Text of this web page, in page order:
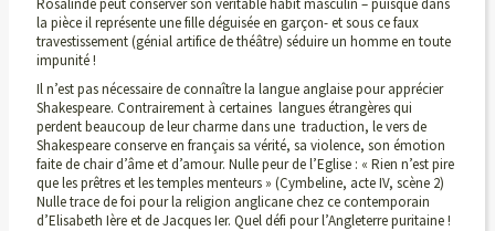
Rosalinde peut conserver son véritable habit masculin – puisque dans
la pièce il représente une fille déguisée en garçon- et sous ce faux
travestissement (génial artifice de théâtre) séduire un homme en toute
impunité !
Il n’est pas nécessaire de connaître la langue anglaise pour apprécier
Shakespeare. Contrairement à certaines langues étrangères qui
perdent beaucoup de leur charme dans une traduction, le vers de
Shakespeare conserve en français sa vérité, sa violence, son émotion
faite de chair d’âme et d’amour. Nulle peur de l’Eglise : « Rien n’est pire
que les prêtres et les temples menteurs » (Cymbeline, acte IV, scène 2)
Nulle trace de foi pour la religion anglicane chez ce contemporain
d’Elisabeth Ière et de Jacques Ier. Quel défi pour l’Angleterre puritaine !